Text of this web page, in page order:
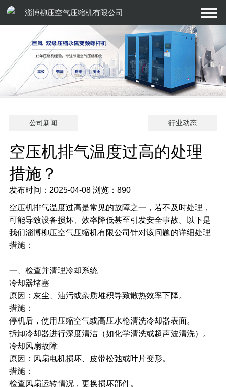
淄博柳压空气压缩机有限公司
公司新闻 行业动态
空压机排气温度过高的处理
措施？
发布时间：2025-04-08 浏览：890
空压机排气温度过高是常见的故障之一，若不及时处理，
可能导致设备损坏、效率降低甚至引发安全事故。以下是
我们淄博柳压空气压缩机有限公司针对该问题的详细处理
措施：
一、检查并清理冷却系统
冷却器堵塞
原因：灰尘、油污或杂质堆积导致散热效率下降。
措施：
停机后，使用压缩空气或高压水枪清洗冷却器表面。
拆卸冷却器进行深度清洁（如化学清洗或超声波清洗）。
冷却风扇故障
原因：风扇电机损坏、皮带松弛或叶片变形。
措施：
检查风扇运转情况，更换损坏部件。